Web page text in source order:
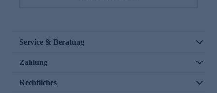
Service & Beratung
Zahlung
Rechtliches